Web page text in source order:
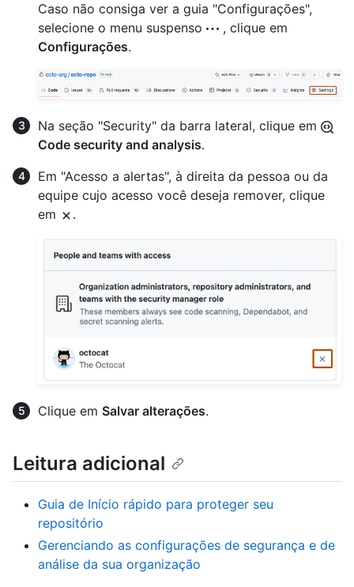
Caso não consiga ver a guia "Configurações",
selecione o menu suspenso
, clique em
Configurações.
Na seção "Security" da barra lateral, clique em
Code security and analysis.
Em "Acesso a alertas", à direita da pessoa ou da
equipe cujo acesso você deseja remover, clique
em
.
Clique em Salvar alterações.
Leitura adicional
Guia de Início rápido para proteger seu
repositório
Gerenciando as configurações de segurança e de
análise da sua organização